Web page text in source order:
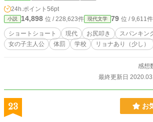
24h.ポイント 56pt
小説 14,898 位 / 228,623件 現代文学 79 位 / 9,611件
ショートショート 現代 お尻叩き スパンキン
女の子主人公
体罰 学校 リョナあり（少し）
感想
最終更新日
23 お